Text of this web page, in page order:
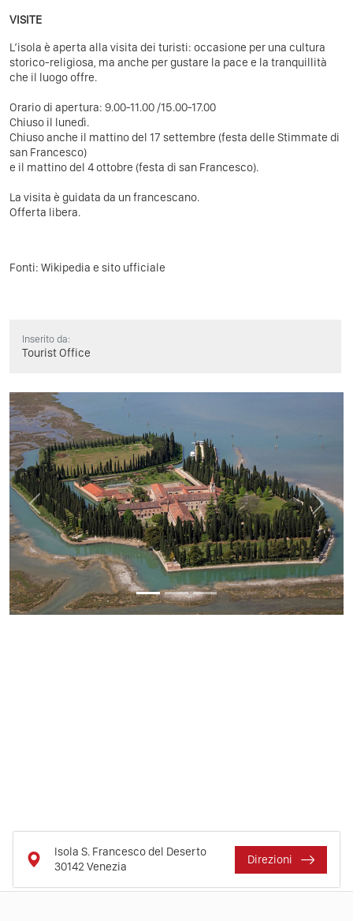
VISITE
L’isola è aperta alla visita dei turisti: occasione per una cultura
storico-religiosa, ma anche per gustare la pace e la tranquillità
che il luogo offre.
Orario di apertura: 9.00-11.00 /15.00-17.00
Chiuso il lunedì.
Chiuso anche il mattino del 17 settembre (festa delle Stimmate di
san Francesco)
e il mattino del 4 ottobre (festa di san Francesco).
La visita è guidata da un francescano.
Offerta libera.
Fonti: Wikipedia e sito ufficiale
Inserito da:
Tourist Office
Previous Next
Isola S. Francesco del Deserto